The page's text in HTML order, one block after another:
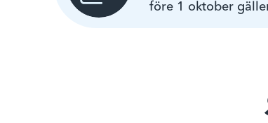
före 1 oktober